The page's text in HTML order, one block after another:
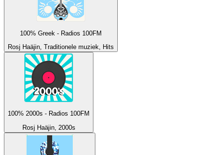
100% Greek - Radios 100FM
Rosj Haäjin, Traditionele muziek, Hits
100% 2000s - Radios 100FM
Rosj Haäjin, 2000s